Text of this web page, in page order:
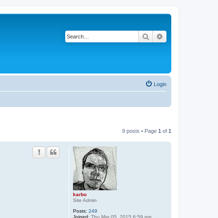
Search
Login
9 posts • Page 1 of 1
karbo
Site Admin
Posts: 249
Joined: Thu Mar 05, 2015 6:59 pm